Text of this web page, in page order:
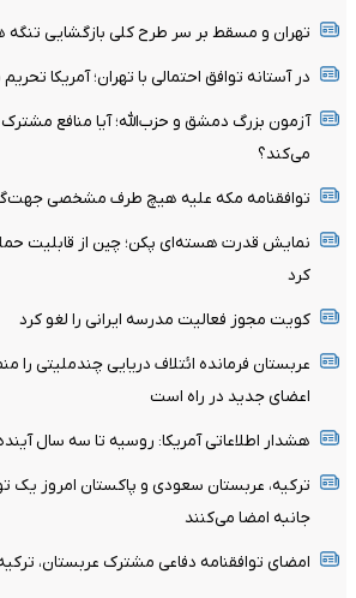
تهران و مسقط بر سر طرح کلی بازگشایی تنگه
در آستانه توافق احتمالی با تهران؛ آمریکا
آزمون بزرگ دمشق و حزب‌الله؛ آیا منافع مشترک
می‌کند؟
توافقنامه مکه علیه هیچ طرف مشخصی
نمایش قدرت هسته‌ای پکن؛ چین از قابلیت
کرد
کویت مجوز فعالیت مدرسه ایرانی را لغو کرد
عربستان فرمانده ائتلاف دریایی چندملیتی را
اعضای جدید در راه است
هشدار اطلاعاتی آمریکا: روسیه تا سه سال
ترکیه، عربستان سعودی و پاکستان امروز یک
جانبه امضا می‌کنند
امضای توافقنامه دفاعی مشترک عربستان،